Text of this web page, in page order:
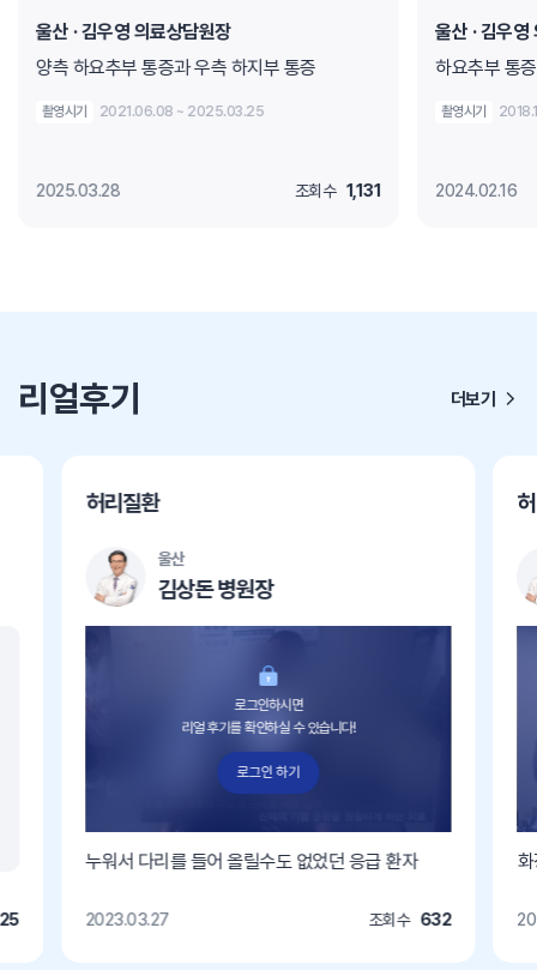
울산· 김우영 의료상담원장
양측 하요추부 통증과 우측 하지부 통증
촬영시기 2021.06.08 ~ 2025.03.25
2025.03.28 조회수 1,131
울산 · 김우
하요추부 통
촬영시기
2024.02.16
리얼후기 더보기
허리질환
울산
김상돈 병원장
로그인하시면
리얼 후기를 확인하실 수 있습니다!
로그인 하기
누워서 다리를 들어 올릴수도 없었던 응급 환자
2023.03.27 조회수 632